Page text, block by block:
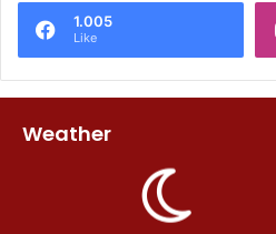
1.005
Like
Weather